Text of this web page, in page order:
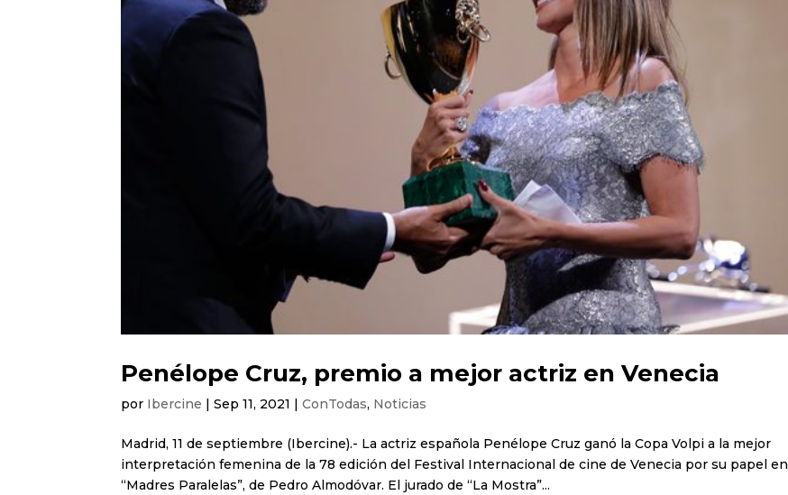
Penélope Cruz, premio a mejor actriz en Venecia
por Ibercine |Sep 11, 2021 |ConTodas, Noticias
Madrid, 11 de septiembre (Ibercine).- La actriz española Penélope Cruz ganó la Copa Volpi a la mejor
interpretación femenina de la 78 edición del Festival Internacional de cine de Venecia por su papel en
“Madres Paralelas”, de Pedro Almodóvar. El jurado de “La Mostra”...